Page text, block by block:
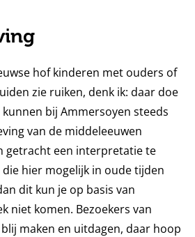
hof kinderen met ouders of
zie ruiken, denk ik: daar doe
bij Ammersoyen steeds
van de middeleeuwen
getracht een interpretatie te
hier mogelijk in oude tijden
dit kun je op basis van
niet komen. Bezoekers van
maken en uitdagen, daar hoop